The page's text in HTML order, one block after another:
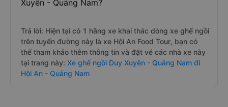
Xuyên - Quảng Nam?
Trả lời: Hiện tại có 1 hãng xe khai thác dòng xe ghế ngồi
trên tuyến đường này là xe Hội An Food Tour, bạn có
thể tham khảo thêm thông tin và đặt vé các nhà xe này
tại trang này: Xe ghế ngồi Duy Xuyên - Quảng Nam đi
Hội An - Quảng Nam